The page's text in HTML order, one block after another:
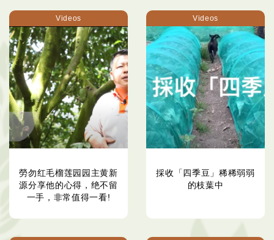
Videos
勞勿红毛榴莲园园主黄新
源分享他的心得，绝不留
一手，非常值得一看!
Videos
採收「四季豆」稀稀弱弱
的枝葉中